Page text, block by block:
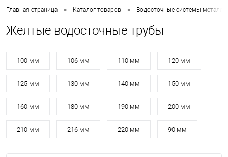
Главная страница • Каталог товаров • Водосточные системы
Желтые водосточные трубы
100 мм 106 мм 110 мм 120 мм
125 мм 130 мм 140 мм 150 мм
160 мм 180 мм 190 мм 200 мм
210 мм 216 мм 220 мм 90 мм